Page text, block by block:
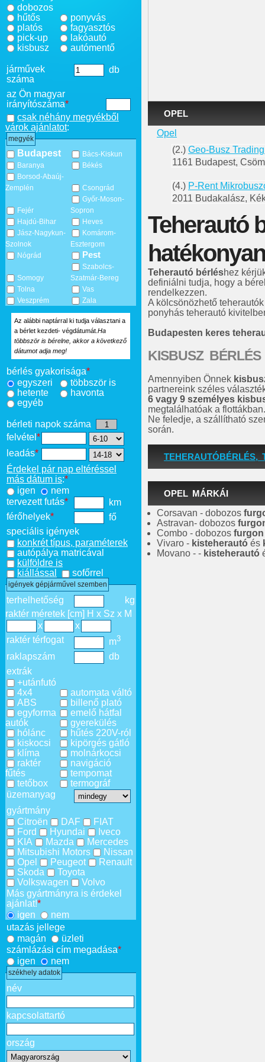
dobozos
hűtős
platós
pick-up
kisbusz
ponyvás
fagyasztós
lakóautó
autómentő
járművek
száma
db
az Ön magyar
irányítószáma*
csak néhány megyékből
várok ajánlatot:
megyék
Budapest
Bács-Kiskun
Baranya
Békés
Borsod-Abaúj-
Zemplén
Csongrád
Fejér
Győr-Moson-
Sopron
Hajdú-Bihar
Heves
Jász-Nagykun-
Szolnok
Komárom-
Esztergom
Nógrád
Pest
Somogy
Szabolcs-
Szatmár-Bereg
Tolna
Vas
Veszprém
Zala
Az alábbi naptárral ki tudja választani a
a bérlet kezdeti- végdátumát. Ha
többször is bérelne, akkor a következő
dátumot adja meg!
bérlés gyakorisága*
egyszeri
többször is
hetente
havonta
egyéb
bérleti napok száma
felvétel *
leadás*
Érdekel pár nap eltéréssel
más dátum is:*
igen
nem
tervezett futás*
km
férőhelyek*
fő
speciális igények
konkrét típus, paraméterek
autópálya matricával
külföldre is
kiállással
sofőrrel
igények gépjárművel szemben
terhelhetőség
kg
raktér méretek [cm] H x Sz x M
x
x
raktér térfogat
m3
raklapszám
db
extrák
+utánfutó
4x4
ABS
egyforma
autók
hólánc
kiskocsi
klíma
raktér
fűtés
tetőbox
automata váltó
billenő plató
emelő hátfal
gyerekülés
hűtés 220V-ról
kipörgés gátló
molnárkocsi
navigáció
tempomat
termográf
üzemanyag
gyártmány
Citroën
DAF
FIAT
Ford
Hyundai
Iveco
KIA
Mazda
Mercedes
Mitsubishi Motors
Nissan
Opel
Peugeot
Renault
Skoda
Toyota
Volkswagen
Volvo
Más gyártmányra is érdekel
ajánlat!*
igen
nem
utazás jellege
magán
üzleti
számlázási cím megadása*
igen
nem
székhely adatok
név
kapcsolattartó
ország
OPEL
Opel
(2.) Geo-Busz
1161 Budapest,
(4.) P-Rent
2011 Budakalász,
Teherautó
Teherautó bérléshez
definiálni tudja, hogy a
rendelkezzen.
A kölcsönözhető
ponyhás teherautó
Budapesten keres
KISBUSZ BÉRLÉS
Amennyiben Önnek
partnereink széles
6 vagy 9 személyes
megtalálhatóak a flottákban.
Ne feledje, a szállítható
során.
TEHERAUTÓBÉRLÉS,
OPEL MÁRKÁI
Corsavan - dobozos
Astravan- dobozos
Combo - dobozos furgon
Vivaro - kisteherautó és
Movano - - kisteherautó